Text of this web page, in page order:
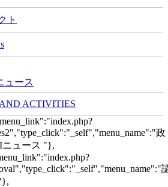
ト
ュース
ACTIVITIES
政
ニュース "},